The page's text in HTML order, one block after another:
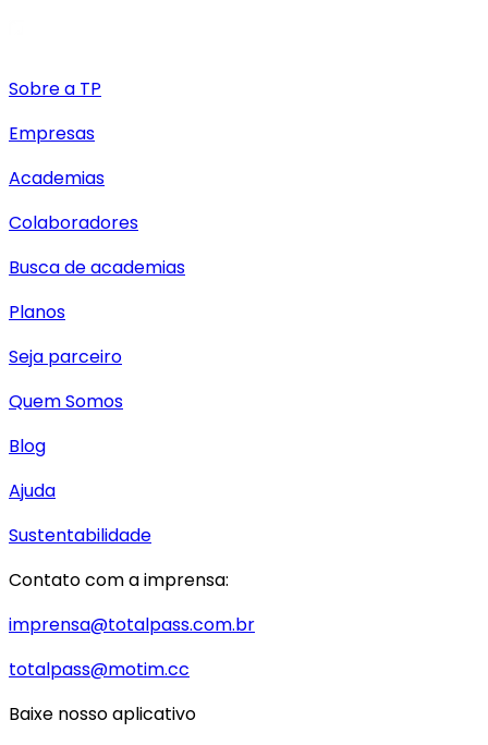
Sobre a TP
Empresas
Academias
Colaboradores
Busca de academias
Planos
Seja parceiro
Quem Somos
Blog
Ajuda
Sustentabilidade
Contato com a imprensa:
imprensa@totalpass.com.br
totalpass@motim.cc
Baixe nosso aplicativo